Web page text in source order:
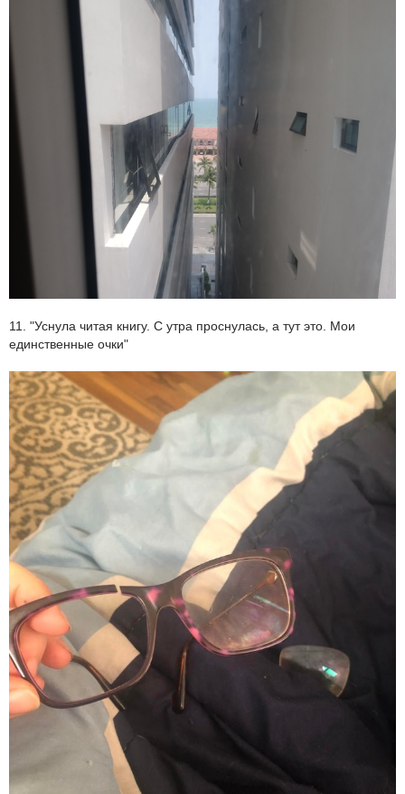
11. "Уснула читая книгу. С утра проснулась, а тут это. Мои
единственные очки"